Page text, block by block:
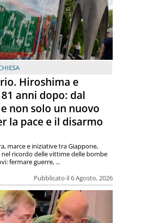
Hiroshima e
anni dopo: dal
non solo un nuovo
la pace e il disarmo
Pubblicato il 6 Agosto, 2026
marce e iniziative tra Giappone,
nel ricordo delle vittime delle bombe
fermare guerre, ...